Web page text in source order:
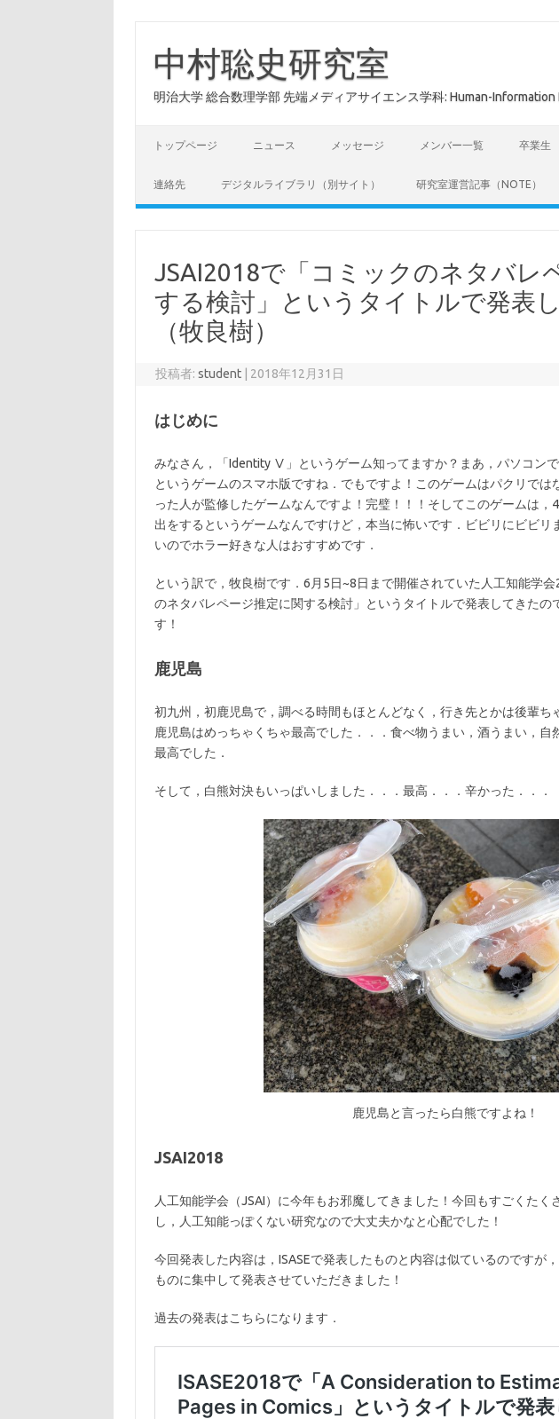
中村聡史研究室
明治大学 総合数理学部 先端メディアサイエンス学科: Human-
トップページ ニュース メッセージ メンバー一覧 卒業生
連絡先 デジタルライブラリ（別サイト） 研究室運営記事（NOTE）
JSAI2018で「コミックのネタバレ
する検討」というタイトルで発表
（牧良樹）
投稿者:student 2018年12月31日
はじめに
みなさん，「Identity Ⅴ」というゲーム知ってますか？まあ，パソコンで
というゲームのスマホ版ですね．でもですよ！このゲームはパクリでは
った人が監修したゲームなんですよ！完璧！！！そしてこのゲームは，
出をするというゲームなんですけど，本当に怖いです．ビビリにビビリ
いのでホラー好きな人はおすすめです．
という訳で，牧良樹です．6月5日~8日まで開催されていた人工知能学
のネタバレページ推定に関する検討」というタイトルで発表してきたの
す！
鹿児島
初九州，初鹿児島で，調べる時間もほとんどなく，行き先とかは後輩ち
鹿児島はめっちゃくちゃ最高でした．．．食べ物うまい，酒うまい，自
最高でした．
そして，白熊対決もいっぱいしました．．．最高．．．辛かった．．．
鹿児島と言ったら白熊ですよね！
JSAI2018
人工知能学会（JSAI）に今年もお邪魔してきました！今回もすごくたく
し，人工知能っぽくない研究なので大丈夫かなと心配でした！
今回発表した内容は，ISASEで発表したものと内容は似ているのですが
ものに集中して発表させていただきました！
過去の発表はこちらになります．